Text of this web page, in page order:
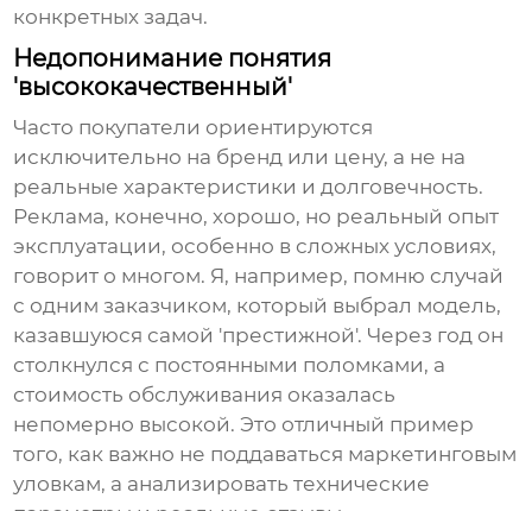
конкретных задач.
Недопонимание понятия
'высококачественный'
Часто покупатели ориентируются
исключительно на бренд или цену, а не на
реальные характеристики и долговечность.
Реклама, конечно, хорошо, но реальный опыт
эксплуатации, особенно в сложных условиях,
говорит о многом. Я, например, помню случай
с одним заказчиком, который выбрал модель,
казавшуюся самой 'престижной'. Через год он
столкнулся с постоянными поломками, а
стоимость обслуживания оказалась
непомерно высокой. Это отличный пример
того, как важно не поддаваться маркетинговым
уловкам, а анализировать технические